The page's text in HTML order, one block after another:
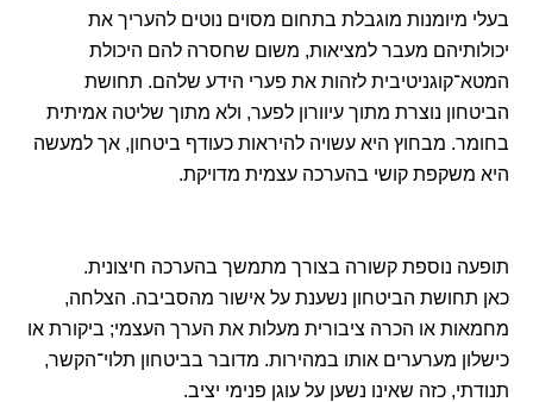
בעלי מיומנות מוגבלת בתחום מסוים נוטים להעריך את
יכולותיהם מעבר למציאות, משום שחסרה להם היכולת
המטא־קוגניטיבית לזהות את פערי הידע שלהם. תחושת
הביטחון נוצרת מתוך עיוורון לפער, ולא מתוך שליטה אמיתית
בחומר. מבחוץ היא עשויה להיראות כעודף ביטחון, אך למעשה
היא משקפת קושי בהערכה עצמית מדויקת.
תופעה נוספת קשורה בצורך מתמשך בהערכה חיצונית.
כאן תחושת הביטחון נשענת על אישור מהסביבה. הצלחה,
מחמאות או הכרה ציבורית מעלות את הערך העצמי; ביקורת או
כישלון מערערים אותו במהירות. מדובר בביטחון תלוי־הקשר,
תנודתי, כזה שאינו נשען על עוגן פנימי יציב.